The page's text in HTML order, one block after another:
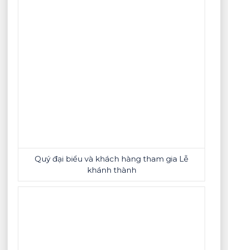
Quý đại biểu và khách hàng tham gia Lễ
khánh thành